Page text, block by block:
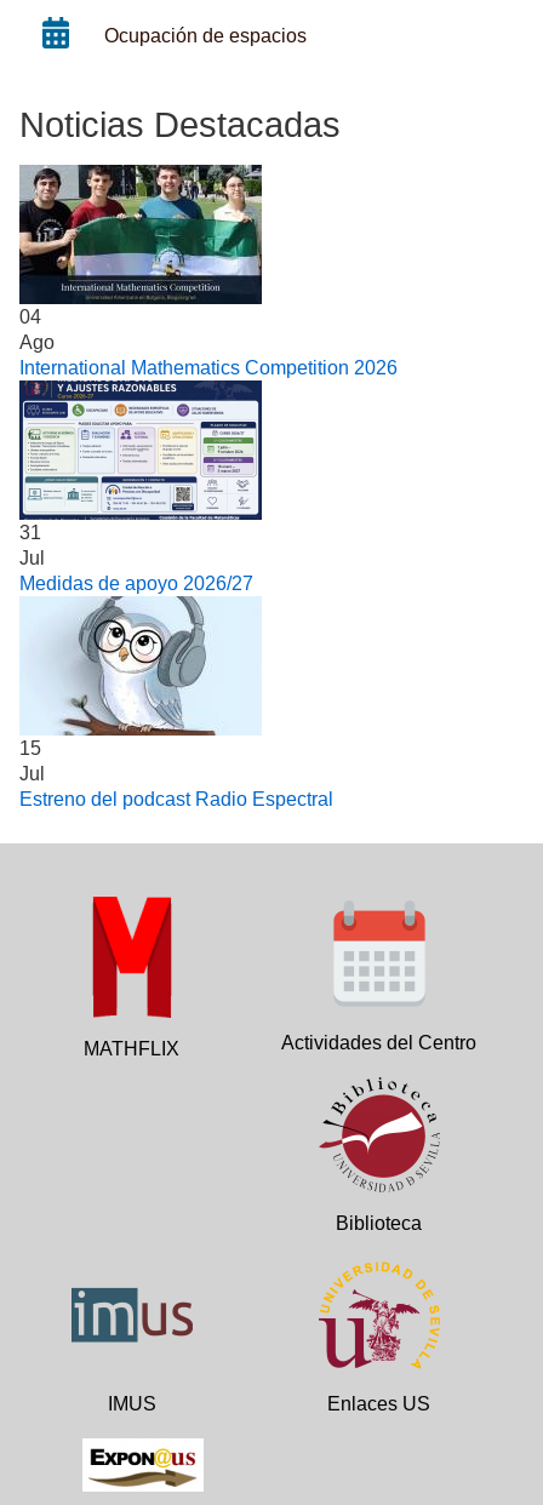
Ocupación de espacios
Noticias Destacadas
04
Ago
International Mathematics Competition 2026
31
Jul
Medidas de apoyo 2026/27
15
Jul
Estreno del podcast Radio Espectral
MATHFLIX Actividades del Centro
Biblioteca
IMUS Enlaces US